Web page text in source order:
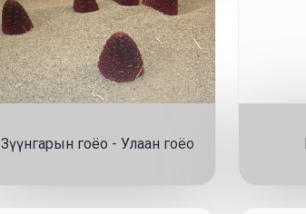
Зүүнгарын гоёо - Улаан гоёо